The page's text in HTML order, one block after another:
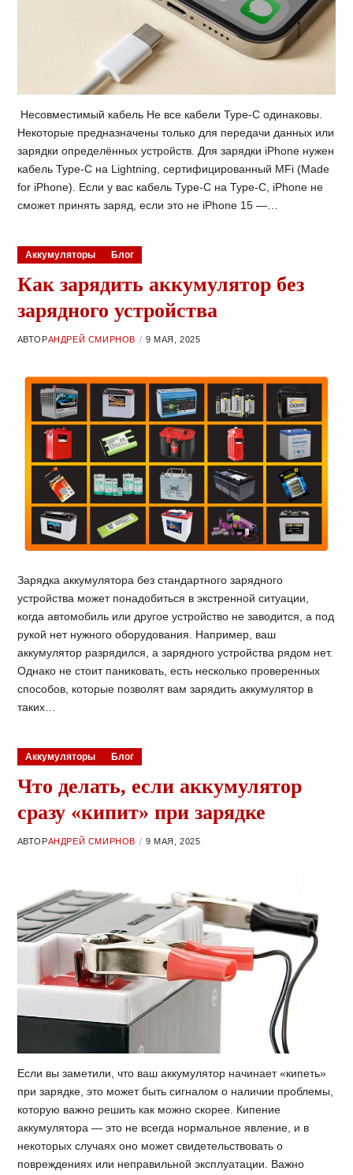
Несовместимый кабель Не все кабели Type-C одинаковы.
Некоторые предназначены только для передачи данных или
зарядки определённых устройств. Для зарядки iPhone нужен
кабель Type-C на Lightning, сертифицированный MFi (Made
for iPhone). Если у вас кабель Type-C на Type-C, iPhone не
сможет принять заряд, если это не iPhone 15 —…
Аккумуляторы Блог
Как зарядить аккумулятор без
зарядного устройства
АВТОРАНДРЕЙ СМИРНОВ 9 МАЯ, 2025
Зарядка аккумулятора без стандартного зарядного
устройства может понадобиться в экстренной ситуации,
когда автомобиль или другое устройство не заводится, а под
рукой нет нужного оборудования. Например, ваш
аккумулятор разрядился, а зарядного устройства рядом нет.
Однако не стоит паниковать, есть несколько проверенных
способов, которые позволят вам зарядить аккумулятор в
таких…
Аккумуляторы Блог
Что делать, если аккумулятор
сразу «кипит» при зарядке
АВТОРАНДРЕЙ СМИРНОВ 9 МАЯ, 2025
Если вы заметили, что ваш аккумулятор начинает «кипеть»
при зарядке, это может быть сигналом о наличии проблемы,
которую важно решить как можно скорее. Кипение
аккумулятора — это не всегда нормальное явление, и в
некоторых случаях оно может свидетельствовать о
повреждениях или неправильной эксплуатации. Важно